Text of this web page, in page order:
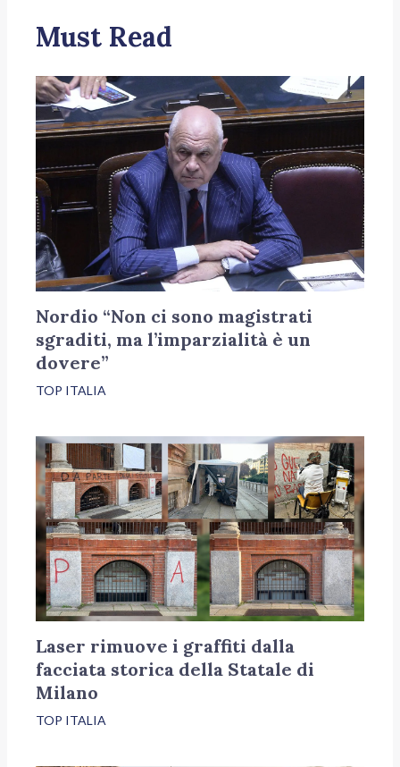
Must Read
Nordio “Non ci sono magistrati
sgraditi, ma l’imparzialità è un
dovere”
TOP ITALIA
Laser rimuove i graffiti dalla
facciata storica della Statale di
Milano
TOP ITALIA